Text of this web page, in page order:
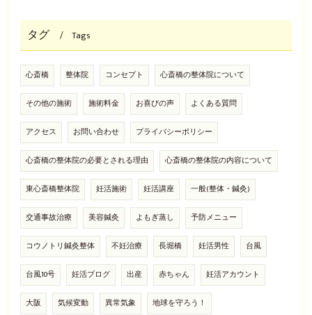
タグ Tags
心斎橋 整体院 コンセプト 心斎橋の整体院について
その他の施術 施術料金 お喜びの声 よくある質問
アクセス お問い合わせ プライバシーポリシー
心斎橋の整体院の必要とされる理由 心斎橋の整体院の内容について
東心斎橋整体院 妊活施術 妊活講座 一般(整体・鍼灸)
交通事故治療 美容鍼灸 よもぎ蒸し 予防メニュー
コウノトリ鍼灸整体 不妊治療 長堀橋 妊活男性 台風
台風10号 妊活ブログ 出産 赤ちゃん 妊活アカウント
大阪 気候変動 異常気象 地球を守ろう！